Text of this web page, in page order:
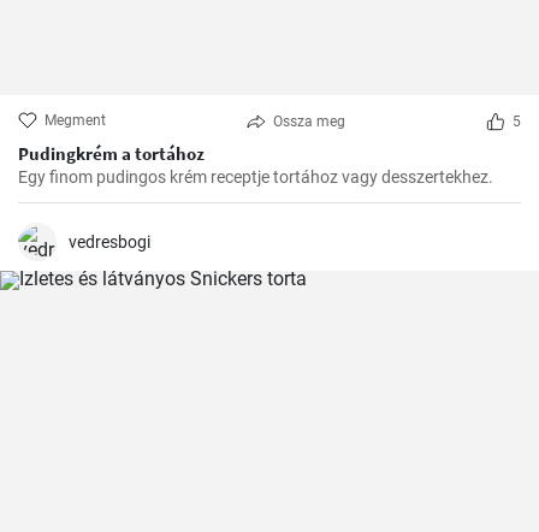
Megment Ossza meg 5
Pudingkrém a tortához
Egy finom pudingos krém receptje tortához vagy desszertekhez.
vedresbogi